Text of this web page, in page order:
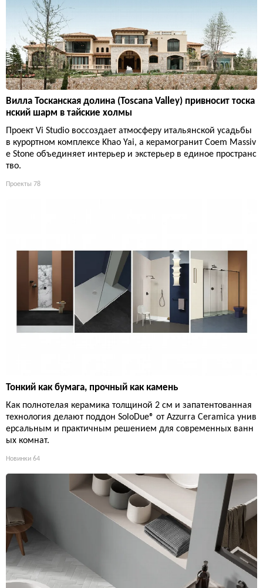
Вилла Тосканская долина (Toscana Valley) привносит тоска
нский шарм в тайские холмы
Проект Vi Studio воссоздает атмосферу итальянской усадьбы
в курортном комплексе Khao Yai, а керамогранит Coem Massiv
e Stone объединяет интерьер и экстерьер в единое пространс
тво.
Проекты 78
Тонкий как бумага, прочный как камень
Как полнотелая керамика толщиной 2 см и запатентованная
технология делают поддон SoloDue® от Azzurra Ceramica унив
ерсальным и практичным решением для современных ванн
ых комнат.
Новинки 64